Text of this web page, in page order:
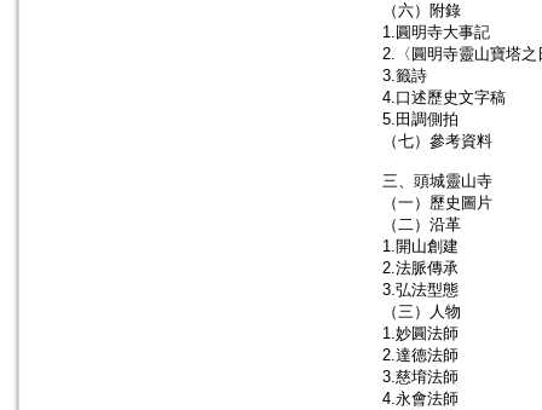
（六）附錄
1.圓明寺大事記
2.〈圓明寺靈山寶塔
3.籤詩
4.口述歷史文字稿
5.田調側拍
（七）參考資料
三、頭城靈山寺
（一）歷史圖片
（二）沿革
1.開山創建
2.法脈傳承
3.弘法型態
（三）人物
1.妙圓法師
2.達德法師
3.慈堉法師
4.永會法師